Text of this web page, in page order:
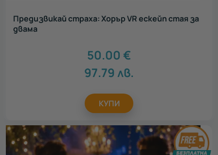
Предизвикай страха: Хорър VR ескейп стая за
двама
50.00 €
97.79 лв.
КУПИ